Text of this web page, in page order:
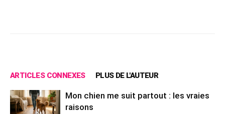
ARTICLES CONNEXES PLUS DE L'AUTEUR
Mon chien me suit partout : les vraies
raisons